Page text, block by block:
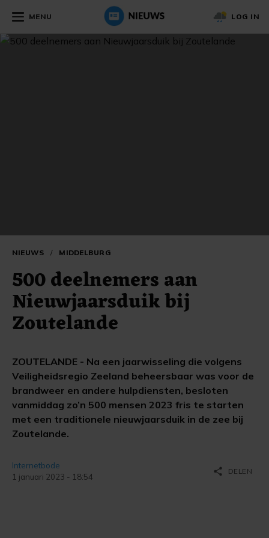
MENU LOG IN
NIEUWS / MIDDELBURG
500 deelnemers aan
Nieuwjaarsduik bij
Zoutelande
ZOUTELANDE - Na een jaarwisseling die volgens
Veiligheidsregio Zeeland beheersbaar was voor de
brandweer en andere hulpdiensten, besloten
vanmiddag zo’n 500 mensen 2023 fris te starten
met een traditionele nieuwjaarsduik in de zee bij
Zoutelande.
Internetbode
1 januari 2023 - 18:54
share DELEN